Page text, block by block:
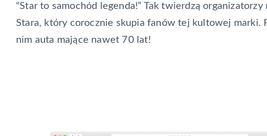
“Star to samochód legenda!” Tak twierdzą organizatorzy
Stara, który corocznie skupia fanów tej kultowej marki.
nim auta mające nawet 70 lat!